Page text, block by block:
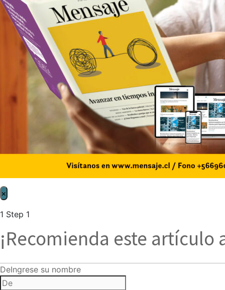
×
1 Step 1
¡Recomienda este artículo
DeIngrese su nombre